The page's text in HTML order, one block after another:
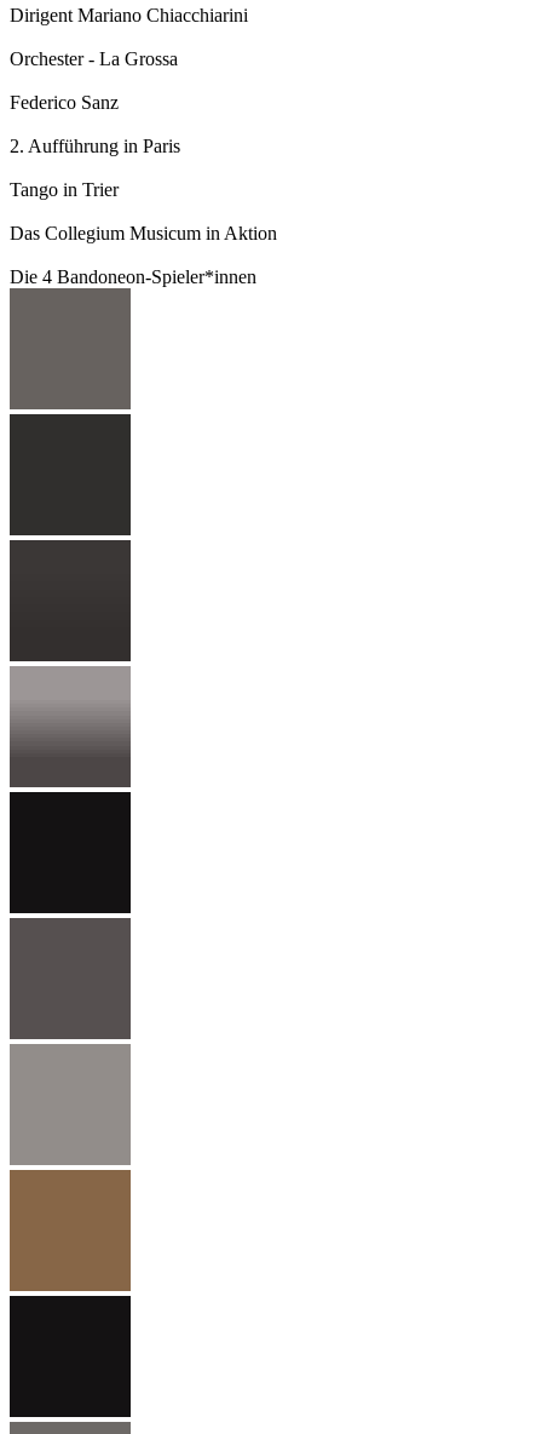
Dirigent Mariano Chiacchiarini
Orchester - La Grossa
Federico Sanz
2. Aufführung in Paris
Tango in Trier
Das Collegium Musicum in Aktion
Die 4 Bandoneon-Spieler*innen